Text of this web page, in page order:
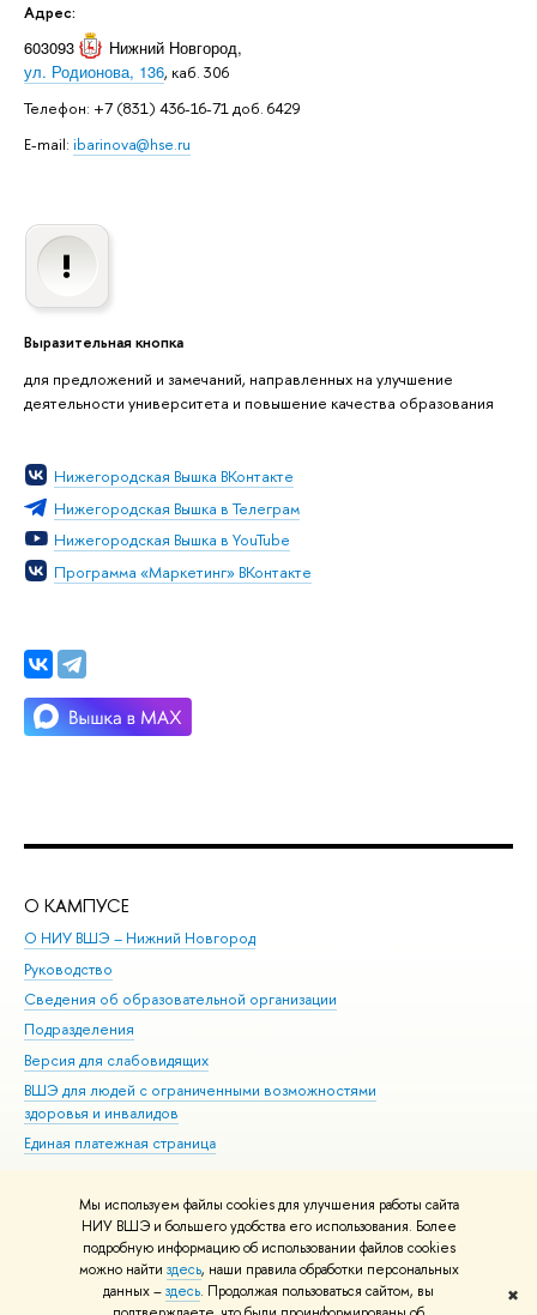
Мы используем файлы cookies для улучшения работы сайта
НИУ ВШЭ и большего удобства его использования. Более
подробную информацию об использовании файлов cookies
можно найти здесь, наши правила обработки персональных
данных –здесь. Продолжая пользоваться сайтом, вы
✖
Адрес:
603093 Нижний Новгород,
ул. Родионова, 136, каб. 306
Телефон: +7 (831) 436-16-71 доб. 6429
E-mail: ibarinova@hse.ru
Выразительная кнопка
для предложений и замечаний, направленных на улучшение
деятельности университета и повышение качества образования
Нижегородская Вышка ВКонтакте
Нижегородская Вышка в Телеграм
Нижегородская Вышка в YouTube
Программа «Маркетинг» ВКонтакте
О КАМПУСЕ
О НИУ ВШЭ – Нижний Новгород
Руководство
Сведения об образовательной организации
Подразделения
Версия для слабовидящих
ВШЭ для людей с ограниченными возможностями
здоровья и инвалидов
Единая платежная страница